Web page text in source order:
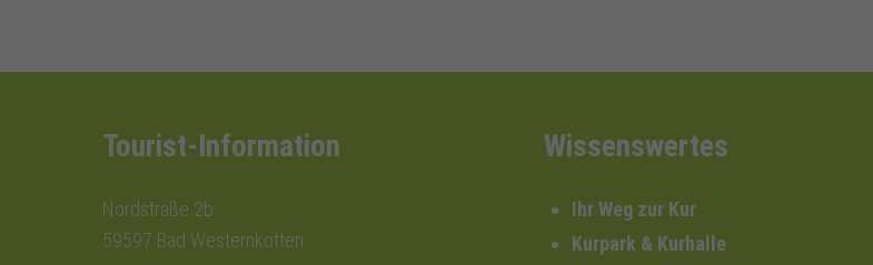
Tourist-Information
Nordstraße 2b
59597 Bad Westernkotten
Wissenswertes
Ihr Weg zur Kur
Kurpark & Kurhalle